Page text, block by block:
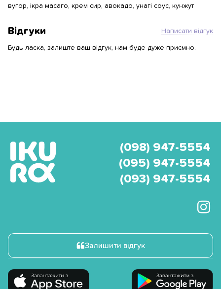
вугор, ікра масаго, крем сир, авокадо, унагі соус, кунжут
Відгуки Написати відгук
Будь ласка, залиште ваш відгук, нам буде дуже приємно.
(098) 947-5554
(095) 947-5554
(093) 947-5554
Залишити відгук